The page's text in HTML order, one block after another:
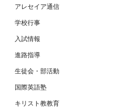
アレセイア通信
学校行事
入試情報
進路指導
生徒会・部活動
国際英語塾
キリスト教教育